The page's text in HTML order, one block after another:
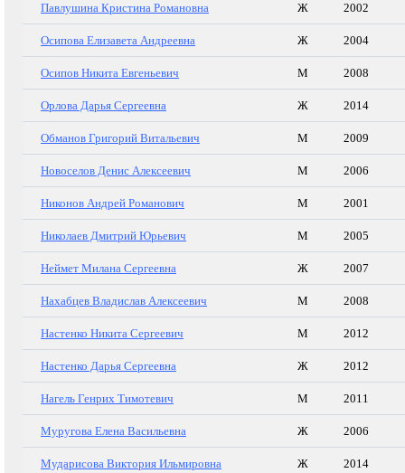
Павлушина Кристина Романовна Ж 2002
Осипова Елизавета Андреевна Ж 2004
Осипов Никита Евгеньевич М 2008
Орлова Дарья Сергеевна Ж 2014
Обманов Григорий Витальевич М 2009
Новоселов Денис Алексеевич М 2006
Никонов Андрей Романович М 2001
Николаев Дмитрий Юрьевич М 2005
Неймет Милана Сергеевна Ж 2007
Нахабцев Владислав Алексеевич М 2008
Настенко Никита Сергеевич М 2012
Настенко Дарья Сергеевна Ж 2012
Нагель Генрих Тимотевич М 2011
Муругова Елена Васильевна Ж 2006
Мударисова Виктория Ильмировна Ж 2014